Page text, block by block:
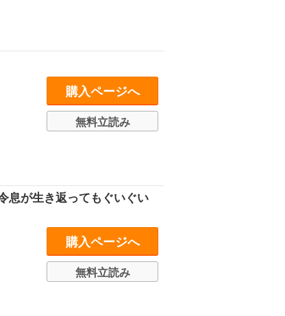
購入ページへ
無料立読み
息が生き返ってもぐいぐい
購入ページへ
無料立読み